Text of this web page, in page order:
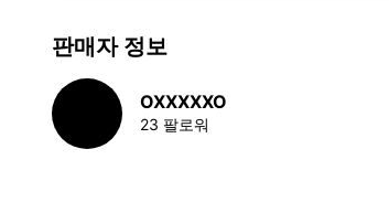
판매자 정보
OXXXXXO
23 팔로워